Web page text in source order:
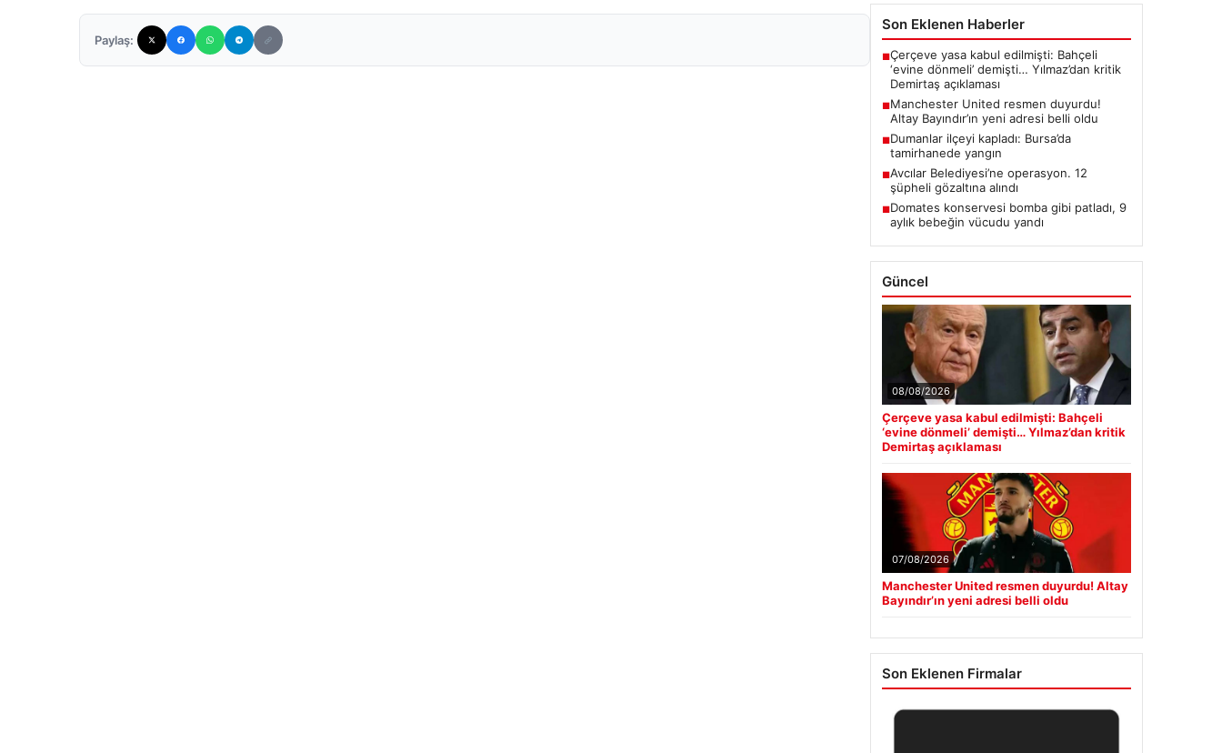
Paylaş:
Son Eklenen Haberler
■Çerçeve yasa kabul edilmişti: Bahçeli
‘evine dönmeli’ demişti… Yılmaz’dan kritik
Demirtaş açıklaması
■Manchester United resmen duyurdu!
Altay Bayındır’ın yeni adresi belli oldu
■Dumanlar ilçeyi kapladı: Bursa’da
tamirhanede yangın
■Avcılar Belediyesi’ne operasyon. 12
şüpheli gözaltına alındı
■Domates konservesi bomba gibi patladı, 9
aylık bebeğin vücudu yandı
Güncel
08/08/2026
Çerçeve yasa kabul edilmişti: Bahçeli
‘evine dönmeli’ demişti… Yılmaz’dan kritik
Demirtaş açıklaması
07/08/2026
Manchester United resmen duyurdu! Altay
Bayındır’ın yeni adresi belli oldu
Son Eklenen Firmalar